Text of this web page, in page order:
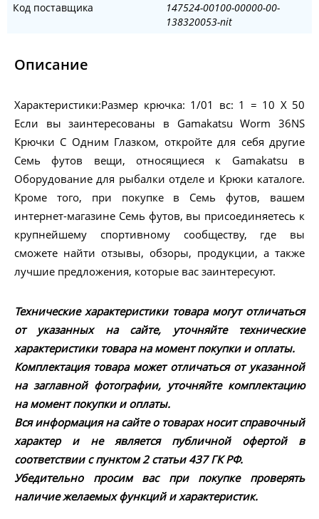
Код поставщика
147524-00100-00000-00-
138320053-nit
Описание
Характеристики:Размер крючка: 1/01 вс: 1 = 10 X 50
Если вы заинтересованы в Gamakatsu Worm 36NS
Крючки С Одним Глазком, откройте для себя другие
Семь футов вещи, относящиеся к Gamakatsu в
Оборудование для рыбалки отделе и Крюки каталоге.
Кроме того, при покупке в Семь футов, вашем
интернет-магазине Семь футов, вы присоединяетесь к
крупнейшему спортивному сообществу, где вы
сможете найти отзывы, обзоры, продукции, а также
лучшие предложения, которые вас заинтересуют.
Технические характеристики товара могут отличаться
от указанных на сайте, уточняйте технические
характеристики товара на момент покупки и оплаты.
Комплектация товара может отличаться от указанной
на заглавной фотографии, уточняйте комплектацию
на момент покупки и оплаты.
Вся информация на сайте о товарах носит справочный
характер и не является публичной офертой в
соответствии с пунктом 2 статьи 437 ГК РФ.
Убедительно просим вас при покупке проверять
наличие желаемых функций и характеристик.